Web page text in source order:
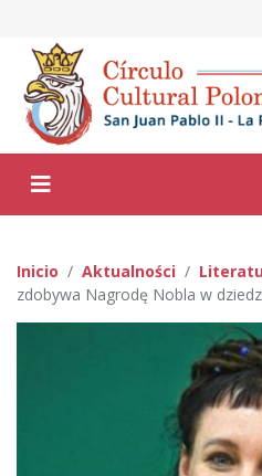
Inicio Aktualności
zdobywa Nagrodę Nobla w